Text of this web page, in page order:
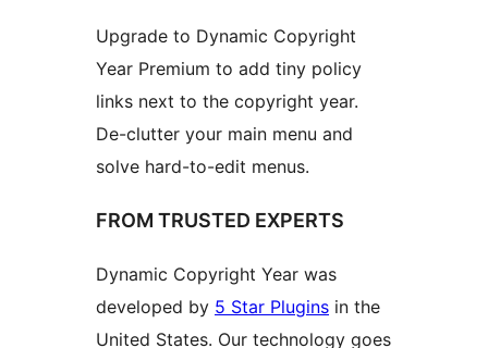
Upgrade to Dynamic Copyright
Year Premium to add tiny policy
links next to the copyright year.
De-clutter your main menu and
solve hard-to-edit menus.
FROM TRUSTED EXPERTS
Dynamic Copyright Year was
developed by 5 Star Plugins in the
United States. Our technology goes